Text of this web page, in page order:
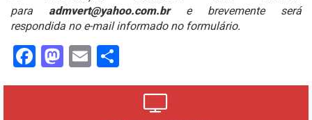
para admvert@yahoo.com.bre brevemente será
respondida no e-mail informado no formulário.
Facebook
Mastodon
Email